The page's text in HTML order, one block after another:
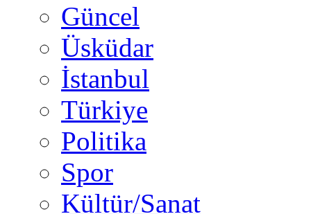
Güncel
Üsküdar
İstanbul
Türkiye
Politika
Spor
Kültür/Sanat